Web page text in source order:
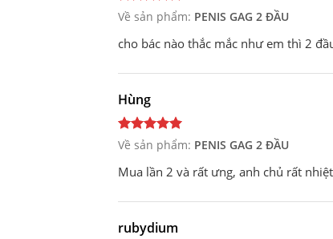
Về sản phẩm: PENIS GAG 2 ĐẦU
cho bác nào thắc mắc như em thì 2
Hùng
Về sản phẩm: PENIS GAG 2 ĐẦU
Mua lần 2 và rất ưng, anh chủ rất
rubydium